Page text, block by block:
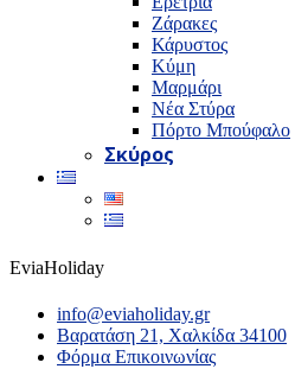
Ζάρακες
Κάρυστος
Κύμη
Μαρμάρι
Νέα Στύρα
Πόρτο Μπούφαλο
Σκύρος
EviaHoliday
info@eviaholiday.gr
Βαρατάση 21, Χαλκίδα 34100
Φόρμα Επικοινωνίας